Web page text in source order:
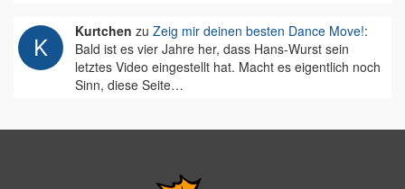
Kurtchen zu Zeig mir deinen besten Dance Move!:
Bald ist es vier Jahre her, dass Hans-Wurst sein
letztes Video eingestellt hat. Macht es eigentlich noch
Sinn, diese Seite…